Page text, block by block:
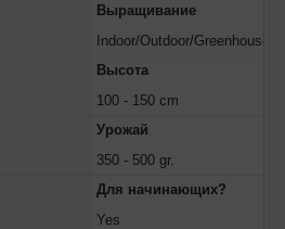
Выращивание
Indoor/Outdoor/Greenhouse
Высота
100 - 150 cm
Урожай
350 - 500 gr.
Для начинающих?
Yes